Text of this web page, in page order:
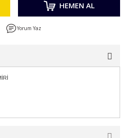
HEMEN AL
Yorum Yaz